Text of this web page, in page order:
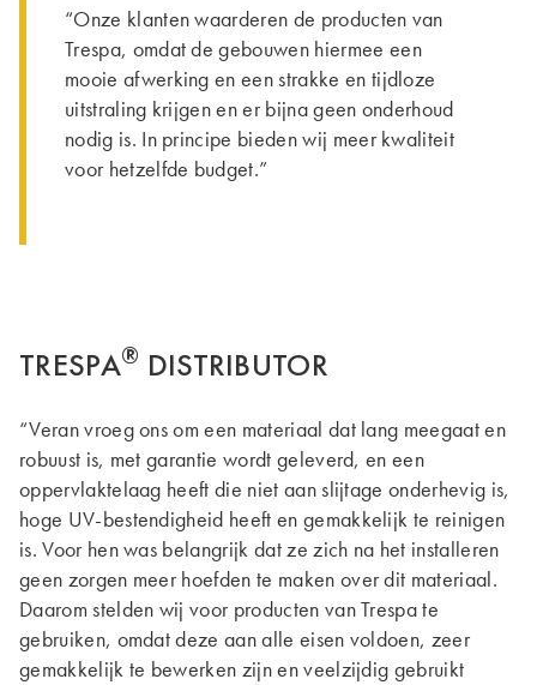
“Onze klanten waarderen de producten van
Trespa, omdat de gebouwen hiermee een
mooie afwerking en een strakke en tijdloze
uitstraling krijgen en er bijna geen onderhoud
nodig is. In principe bieden wij meer kwaliteit
voor hetzelfde budget.”
TRESPA® DISTRIBUTOR
“Veran vroeg ons om een materiaal dat lang meegaat en
robuust is, met garantie wordt geleverd, en een
oppervlaktelaag heeft die niet aan slijtage onderhevig is,
hoge UV-bestendigheid heeft en gemakkelijk te reinigen
is. Voor hen was belangrijk dat ze zich na het installeren
geen zorgen meer hoefden te maken over dit materiaal.
Daarom stelden wij voor producten van Trespa te
gebruiken, omdat deze aan alle eisen voldoen, zeer
gemakkelijk te bewerken zijn en veelzijdig gebruikt